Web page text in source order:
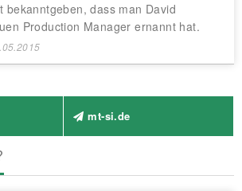
bekanntgeben, dass man David
Production Manager ernannt hat.
mt-si.de